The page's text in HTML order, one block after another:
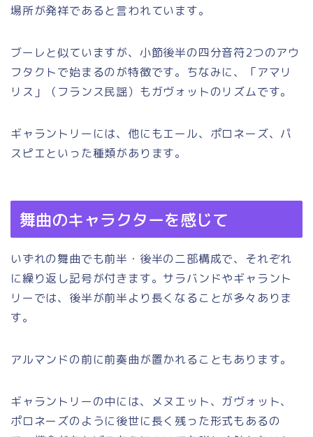
場所が発祥であると言われています。
ブーレと似ていますが、小節後半の四分音符2つのアウ
フタクトで始まるのが特徴です。ちなみに、「アマリ
リス」（フランス民謡）もガヴォットのリズムです。
ギャラントリーには、他にもエール、ポロネーズ、パ
スピエといった種類があります。
舞曲のキャラクターを感じて
いずれの舞曲でも前半・後半の二部構成で、それぞれ
に繰り返し記号が付きます。サラバンドやギャラント
リーでは、後半が前半より長くなることが多々ありま
す。
アルマンドの前に前奏曲が置かれることもあります。
ギャラントリーの中には、メヌエット、ガヴォット、
ポロネーズのように後世に長く残った形式もあるの